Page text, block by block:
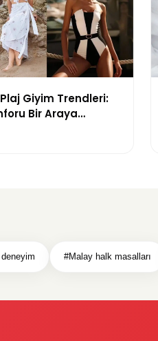
Giyim Trendleri:
Bir Araya
#Malay halk masalları